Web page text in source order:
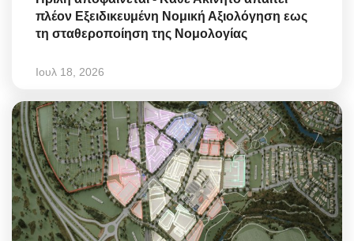
πλέον Εξειδικευμένη Νομική Αξιολόγηση εως
τη σταθεροποίηση της Νομολογίας
Ιουλ 18, 2026